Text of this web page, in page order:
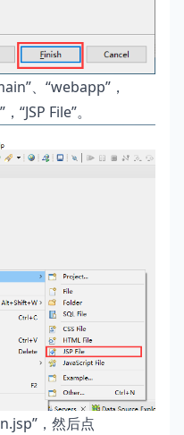
、“webapp”，
“JSP File”。
，然后点